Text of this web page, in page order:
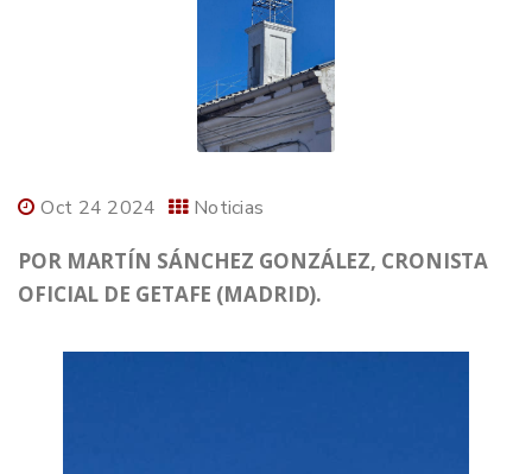
Oct 24 2024 Noticias
POR MARTÍN SÁNCHEZ GONZÁLEZ, CRONISTA
OFICIAL DE GETAFE (MADRID).